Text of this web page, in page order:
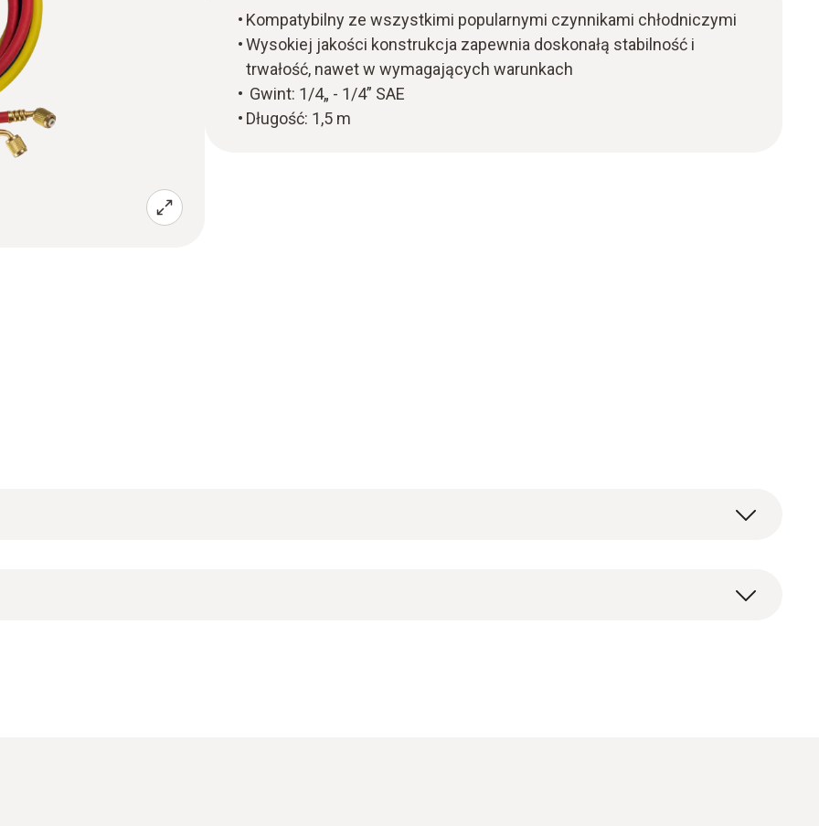
Kompatybilny ze wszystkimi popularnymi czynnikami chłodniczymi
Wysokiej jakości konstrukcja zapewnia doskonałą stabilność i
trwałość, nawet w wymagających warunkach
Gwint: 1/4„ - 1/4” SAE
Długość: 1,5 m